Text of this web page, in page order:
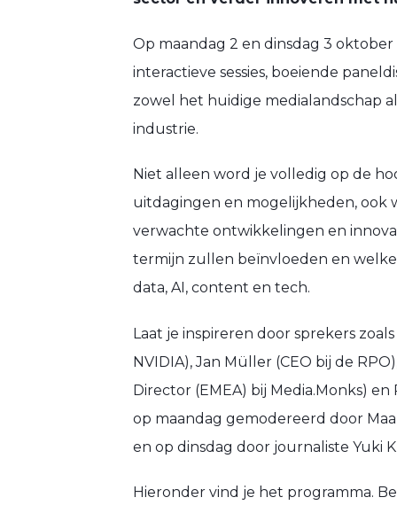
Op maandag 2 en dinsdag 3
interactieve sessies, boeiende
zowel het huidige medialandschap
industrie.
Niet alleen word je volledig op de
uitdagingen en mogelijkheden, ook
verwachte ontwikkelingen en
termijn zullen beïnvloeden en
data, AI, content en tech.
Laat je inspireren door sprekers
NVIDIA), Jan Müller (CEO bij de
Director (EMEA) bij Media.Monks)
op maandag gemodereerd door
en op dinsdag door journaliste Yuki
Hieronder vind je het programma.